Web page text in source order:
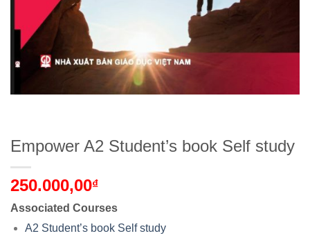
Empower A2 Student’s book Self study
250.000,00₫
Associated Courses
A2 Student’s book Self study